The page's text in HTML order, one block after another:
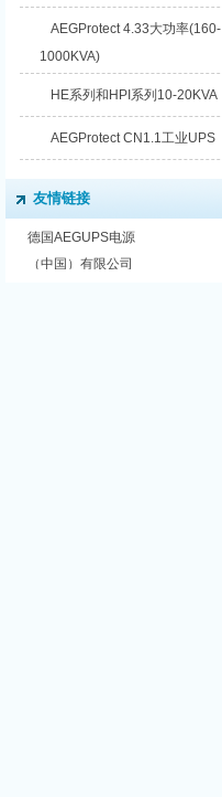
AEGProtect 4.33大功率(160-
1000KVA)
HE系列和HPI系列10-20KVA
AEGProtect CN1.1工业UPS
友情链接
德国AEGUPS电源
（中国）有限公司